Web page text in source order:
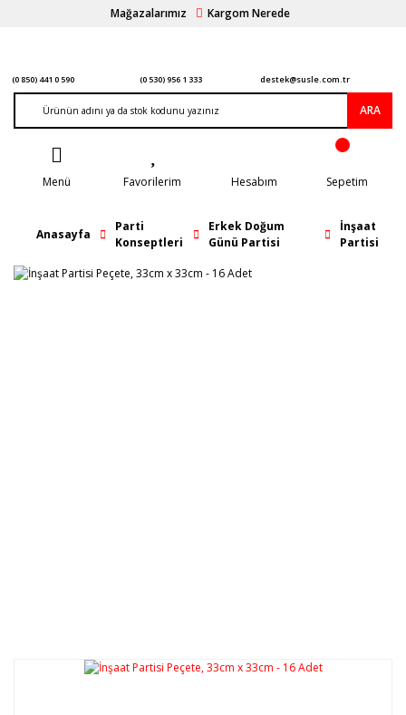
Mağazalarımız Kargom Nerede
(0 850) 441 0 590 (0 530) 956 1 333 destek@susle.com.tr
ARA
Menü Favorilerim Hesabım Sepetim
Anasayfa
Parti
Konseptleri
Erkek Doğum
Günü Partisi
İnşaat
Partisi